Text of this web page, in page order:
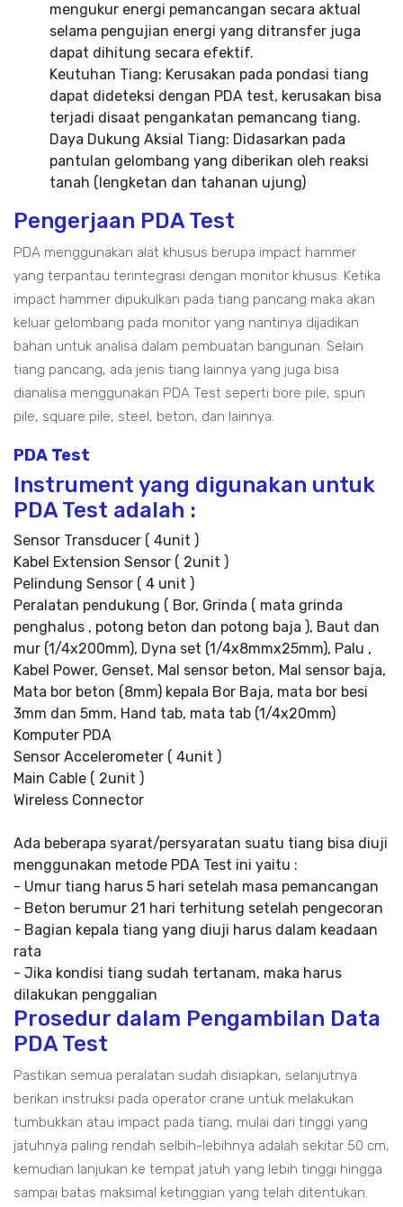
mengukur energi pemancangan secara aktual
selama pengujian energi yang ditransfer juga
dapat dihitung secara efektif.
Keutuhan Tiang: Kerusakan pada pondasi tiang
dapat dideteksi dengan PDA test, kerusakan bisa
terjadi disaat pengankatan pemancang tiang.
Daya Dukung Aksial Tiang: Didasarkan pada
pantulan gelombang yang diberikan oleh reaksi
tanah (lengketan dan tahanan ujung)
Pengerjaan PDA Test
PDA menggunakan alat khusus berupa impact hammer
yang terpantau terintegrasi dengan monitor khusus. Ketika
impact hammer dipukulkan pada tiang pancang maka akan
keluar gelombang pada monitor yang nantinya dijadikan
bahan untuk analisa dalam pembuatan bangunan. Selain
tiang pancang, ada jenis tiang lainnya yang juga bisa
dianalisa menggunakan PDA Test seperti bore pile, spun
pile, square pile, steel, beton, dan lainnya.
PDA Test
Instrument yang digunakan untuk
PDA Test adalah :
Sensor Transducer ( 4unit )
Kabel Extension Sensor ( 2unit )
Pelindung Sensor ( 4 unit )
Peralatan pendukung ( Bor, Grinda ( mata grinda
penghalus , potong beton dan potong baja ), Baut dan
mur (1/4x200mm), Dyna set (1/4x8mmx25mm), Palu ,
Kabel Power, Genset, Mal sensor beton, Mal sensor baja,
Mata bor beton (8mm) kepala Bor Baja, mata bor besi
3mm dan 5mm, Hand tab, mata tab (1/4x20mm)
Komputer PDA
Sensor Accelerometer ( 4unit )
Main Cable ( 2unit )
Wireless Connector
Ada beberapa syarat/persyaratan suatu tiang bisa diuji
menggunakan metode PDA Test ini yaitu :
- Umur tiang harus 5 hari setelah masa pemancangan
- Beton berumur 21 hari terhitung setelah pengecoran
- Bagian kepala tiang yang diuji harus dalam keadaan
rata
- Jika kondisi tiang sudah tertanam, maka harus
dilakukan penggalian
Prosedur dalam Pengambilan Data
PDA Test
Pastikan semua peralatan sudah disiapkan, selanjutnya
berikan instruksi pada operator crane untuk melakukan
tumbukkan atau impact pada tiang, mulai dari tinggi yang
jatuhnya paling rendah selbih-lebihnya adalah sekitar 50 cm,
kemudian lanjukan ke tempat jatuh yang lebih tinggi hingga
sampai batas maksimal ketinggian yang telah ditentukan.